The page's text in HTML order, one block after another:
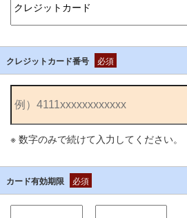
クレジットカード番号 必須
※ 数字のみで続けて入力してください。
カード有効期限 必須